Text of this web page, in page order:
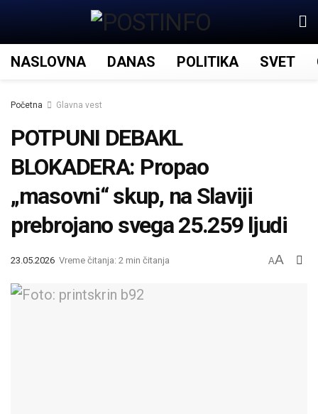
NASLOVNA DANAS POLITIKA SVET
Početna Glavna vest
POTPUNI DEBAKL
BLOKADERA: Propao
„masovni“ skup, na Slaviji
prebrojano svega 25.259 ljudi
23.05.2026 Vreme čitanja: 2 min čitanja AA